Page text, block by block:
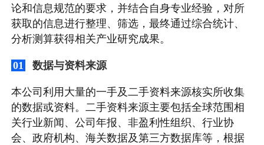
论和信息规范的要求，并结合自身专业经验，对所
获取的信息进行整理、筛选，最终通过综合统计、
分析测算获得相关产业研究成果。
01 数据与资料来源
本公司利用大量的一手及二手资料来源核实所收集
的数据或资料。二手资料来源主要包括全球范围相
关行业新闻、公司年报、非盈利性组织、行业协
会、政府机构、海关数据及第三方数据库等，根据